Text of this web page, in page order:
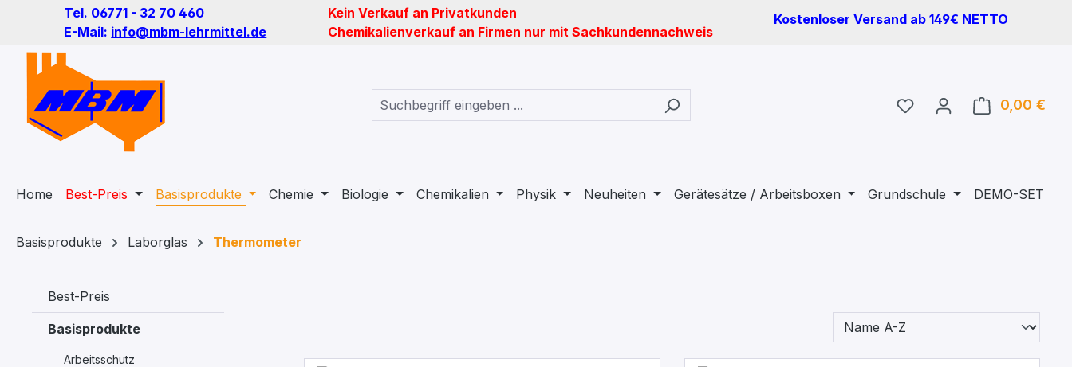
Hauptinhalt springen
Zur Suche springen
Zur Hauptnavigation springen
Tel. 06771 - 32 70 460
E-Mail: info@mbm-lehrmittel.de
Kein Verkauf an Privatkunden
Chemikalienverkauf an Firmen nur mit Sachkundennachweis
Kostenloser Versand ab 149€ NETTO
Du hast 0 Produkte auf
0,00 €
Home Best-Preis Basisprodukte Chemie Biologie Chemikalien Physik Neuheiten Gerätesätze / Arbeitsboxen Grundschule DEMO-SET
Basisprodukte Laborglas Thermometer
Best-Preis
Basisprodukte
Arbeitsschutz